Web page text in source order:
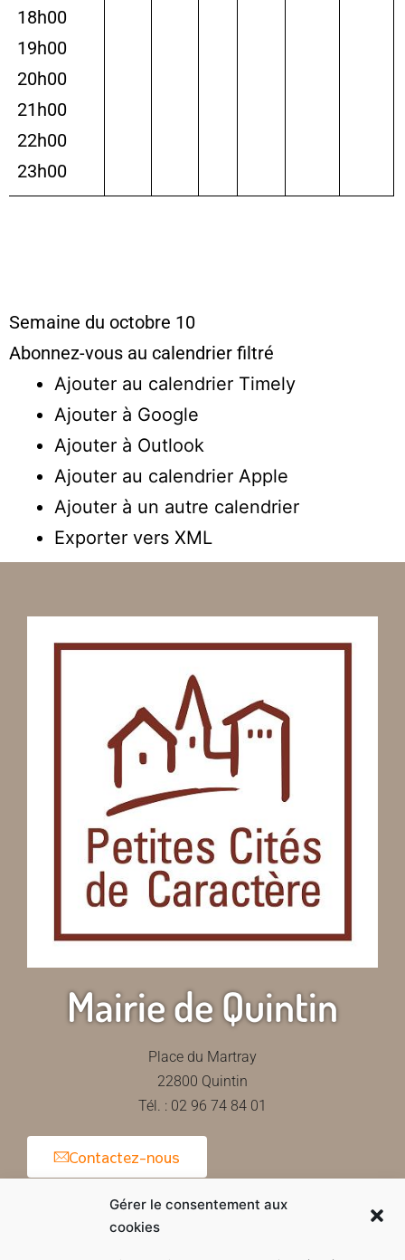
Gérer le consentement aux
cookies
18h00
19h00
20h00
21h00
22h00
23h00
Semaine du octobre 10
Abonnez-vous au calendrier filtré
Ajouter au calendrier Timely
Ajouter à Google
Ajouter à Outlook
Ajouter au calendrier Apple
Ajouter à un autre calendrier
Exporter vers XML
Mairie de Quintin
Place du Martray
22800 Quintin
Tél. : 02 96 74 84 01
Contactez-nous